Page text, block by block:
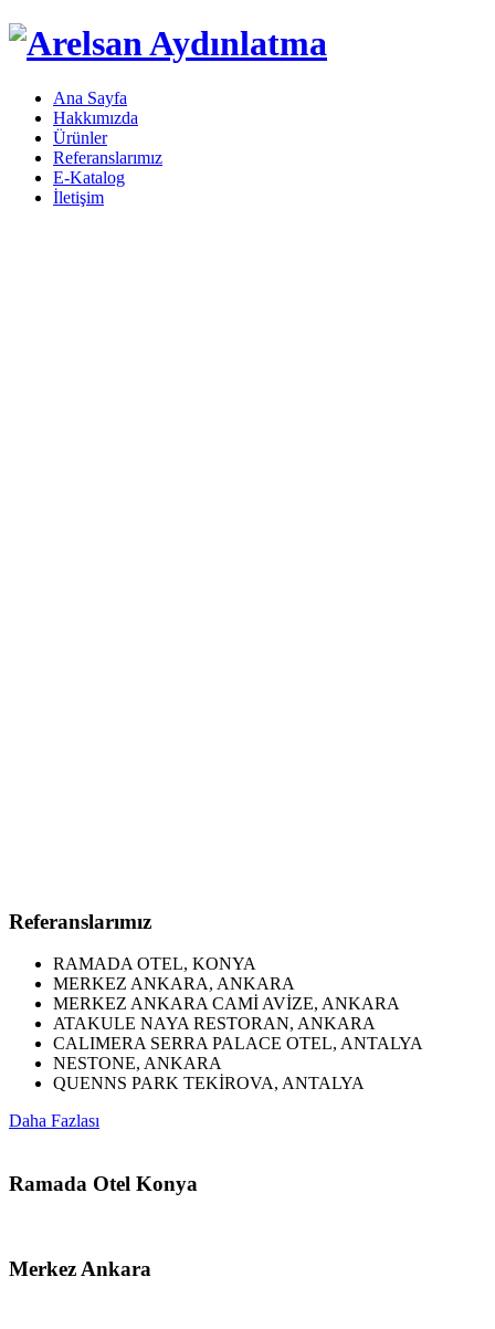
Ana Sayfa
Hakkımızda
Ürünler
Referanslarımız
E-Katalog
İletişim
Referanslarımız
RAMADA OTEL, KONYA
MERKEZ ANKARA, ANKARA
MERKEZ ANKARA CAMİ AVİZE, ANKARA
ATAKULE NAYA RESTORAN, ANKARA
CALIMERA SERRA PALACE OTEL, ANTALYA
NESTONE, ANKARA
QUENNS PARK TEKİROVA, ANTALYA
Daha Fazlası
Ramada Otel Konya
Merkez Ankara